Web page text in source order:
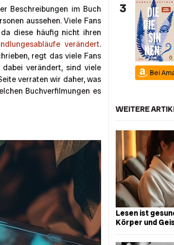
Beschreibungen im Buch
aussehen. Viele Fans
diese häufig nicht ihren
verändert.
regt das viele Fans
verändert, sind viele
verraten wir daher, was
Buchverfilmungen es
3
Bei
WEITERE
Lesen ist
Körper und